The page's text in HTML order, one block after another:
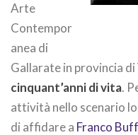
Arte
Contempor
anea di
Gallarate in provincia di
cinquant’anni di vita.
attività nello scenario
di affidare a Franco